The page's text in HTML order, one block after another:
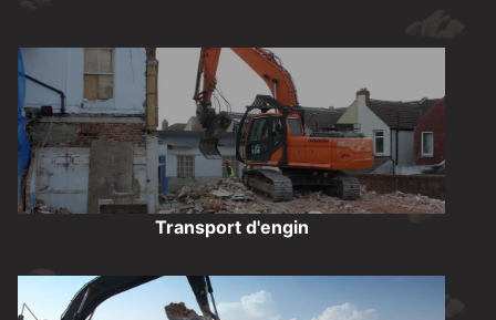
Transport d'engin